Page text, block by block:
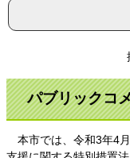
パブリックコ
本市では、令和3年4